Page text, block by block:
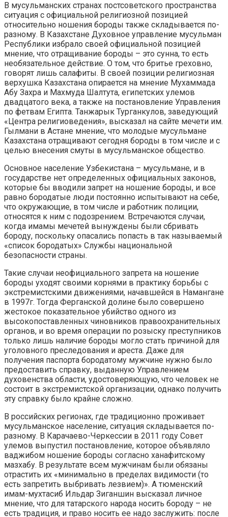
В мусульманских странах постсоветского пространства
ситуация с официальной религиозной позицией
относительно ношения бороды также складывается по-
разному. В Казахстане Духовное управление мусульман
Республики избрало своей официальной позицией
мнение, что отращивание бороды – это сунна, то есть
необязательное действие. О том, что бритье греховно,
говорят лишь салафиты. В своей позиции религиозная
верхушка Казахстана опирается на мнение Мухаммада
Абу Захра и Махмуда Шалтута, египетских улемов
двадцатого века, а также на постановление Управления
по фетвам Египта. Танжарык Турганкулов, заведующий
«Центра религиоведения», высказал на сайте мечети им.
Гылмани в Астане мнение, что молодые мусульмане
Казахстана отращивают сегодня бороды в том числе и с
целью внесения смуты в мусульманское общество.
Основное население Узбекистана – мусульмане, и в
государстве нет определенных официальных законов,
которые бы вводили запрет на ношение бороды, и все
равно бородатые люди постоянно испытывают на себе,
что окружающие, в том числе и работник полиции,
относятся к ним с подозрением. Встречаются случаи,
когда имамы мечетей вынуждены были сбривать
бороду, поскольку опасались попасть в так называемый
«список бородатых» Службы национальной
безопасности страны.
Такие случаи неофициального запрета на ношение
бороды уходят своими корнями в практику борьбы с
экстремистскими движениями, начавшейся в Намангане
в 1997г. Тогда Ферганской долине было совершено
жестокое показательное убийство одного из
высокопоставленных чиновников правоохранительных
органов, и во время операции по розыску преступников
только лишь наличие бороды могло стать причиной для
уголовного преследования и ареста. Даже для
получения паспорта бородатому мужчине нужно было
предоставить справку, выданную Управлением
духовенства области, удостоверяющую, что человек не
состоит в экстремистской организации, однако получить
эту справку было крайне сложно.
В российских регионах, где традиционно проживает
мусульманское население, ситуация складывается по-
разному. В Карачаево-Черкессии в 2011 году Совет
улемов выпустил постановление, которое объявляло
ваджибом ношение бороды согласно ханафитскому
мазхабу. В результате всем мужчинам были обязаны
отрастить их «минимально в пределах видимости (то
есть запретить выбривать лезвием)». А тюменский
имам-мухтасиб Ильдар Зиганшин высказал личное
мнение, что для татарского народа носить бороду – не
есть традиция, и право носить ее надо заслужить: после